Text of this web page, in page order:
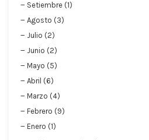
Setiembre (1)
Agosto (3)
Julio (2)
Junio (2)
Mayo (5)
Abril (6)
Marzo (4)
Febrero (9)
Enero (1)